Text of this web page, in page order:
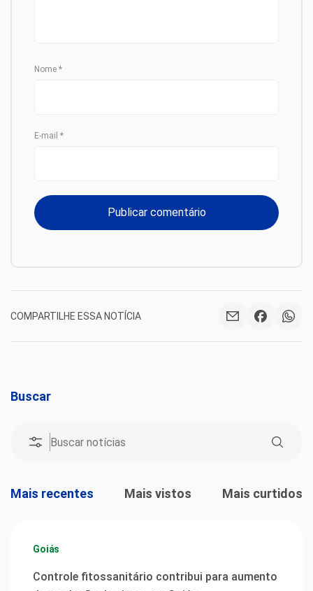
Nome *
E-mail *
COMPARTILHE ESSA NOTÍCIA
Buscar
Mais recentes Mais vistos Mais curtidos
Goiás
Controle fitossanitário contribui para aumento